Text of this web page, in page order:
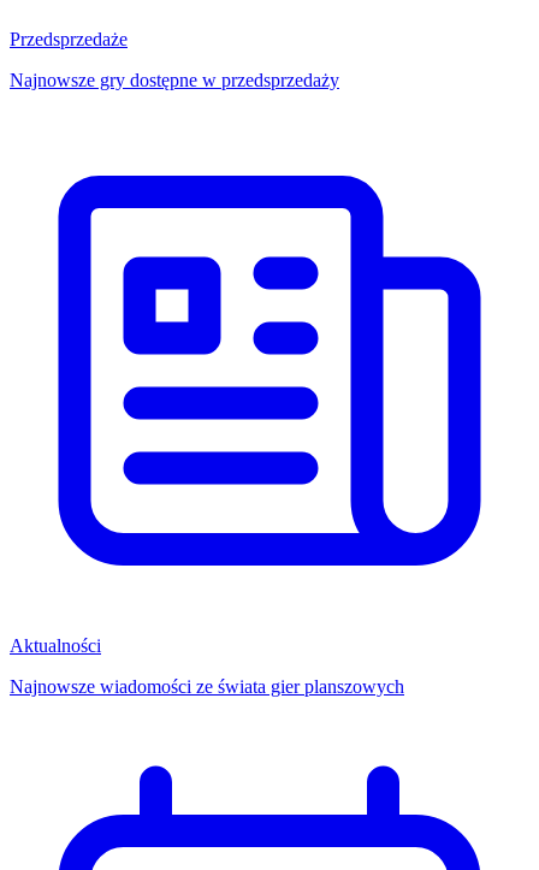
Przedsprzedaże
Najnowsze gry dostępne w przedsprzedaży
Aktualności
Najnowsze wiadomości ze świata gier planszowych